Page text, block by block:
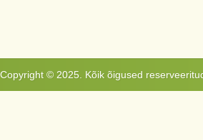
Copyright © 2025. Kõik õigused